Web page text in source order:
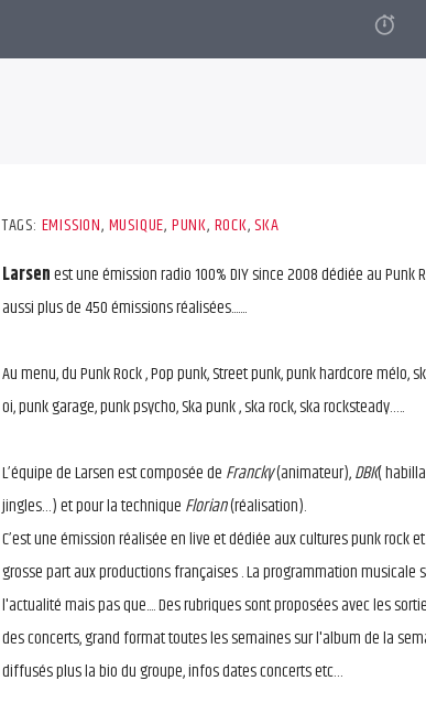
TAGS: EMISSION, MUSIQUE, PUNK, ROCK,SKA
Larsenest une émission radio 100% DIY since 2008 dédiée au Punk
aussi plus de 450 émissions réalisées.......
Au menu, du Punk Rock , Pop punk, Street punk, punk hardcore mélo,
oi, punk garage, punk psycho, Ska punk , ska rock, ska rocksteady…..
L’équipe de Larsen est composée de Francky(animateur),DBK(
jingles…) et pour la technique Florian(réalisation).
C’est une émission réalisée en live et dédiée aux cultures punk rock
grosse part aux productions françaises . La programmation musicale
l'actualité mais pas que.... Des rubriques sont proposées avec les
des concerts, grand format toutes les semaines sur l'album de la
diffusés plus la bio du groupe, infos dates concerts etc…